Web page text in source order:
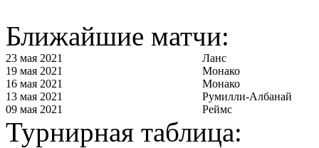
Ближайшие матчи:
23 мая 2021
Ланс
19 мая 2021
Монако
16 мая 2021
Монако
13 мая 2021
Румилли-Албанай
09 мая 2021
Реймс
Турнирная таблица: